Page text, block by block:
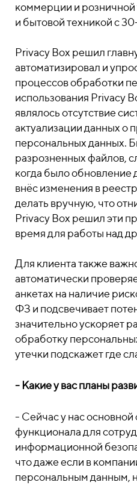
коммерции и розничной
и бытовой техникой с
Privacy Box решил
автоматизировал и
процессов обработки
использования Privacy
являлось отсутствие
актуализации данных о
персональных данных.
разрозненных файлов,
когда было обновление
внёс изменения в
делать вручную, что
Privacy Box решил эти
время для работы над
Для клиента также
автоматически
анкетах на наличие
ФЗ и подсвечивает
значительно ускоряет
обработку
утечки подскажет где
- Какие у вас планы
- Сейчас у нас
функционала для
информационной
что даже если в
персональным данным,